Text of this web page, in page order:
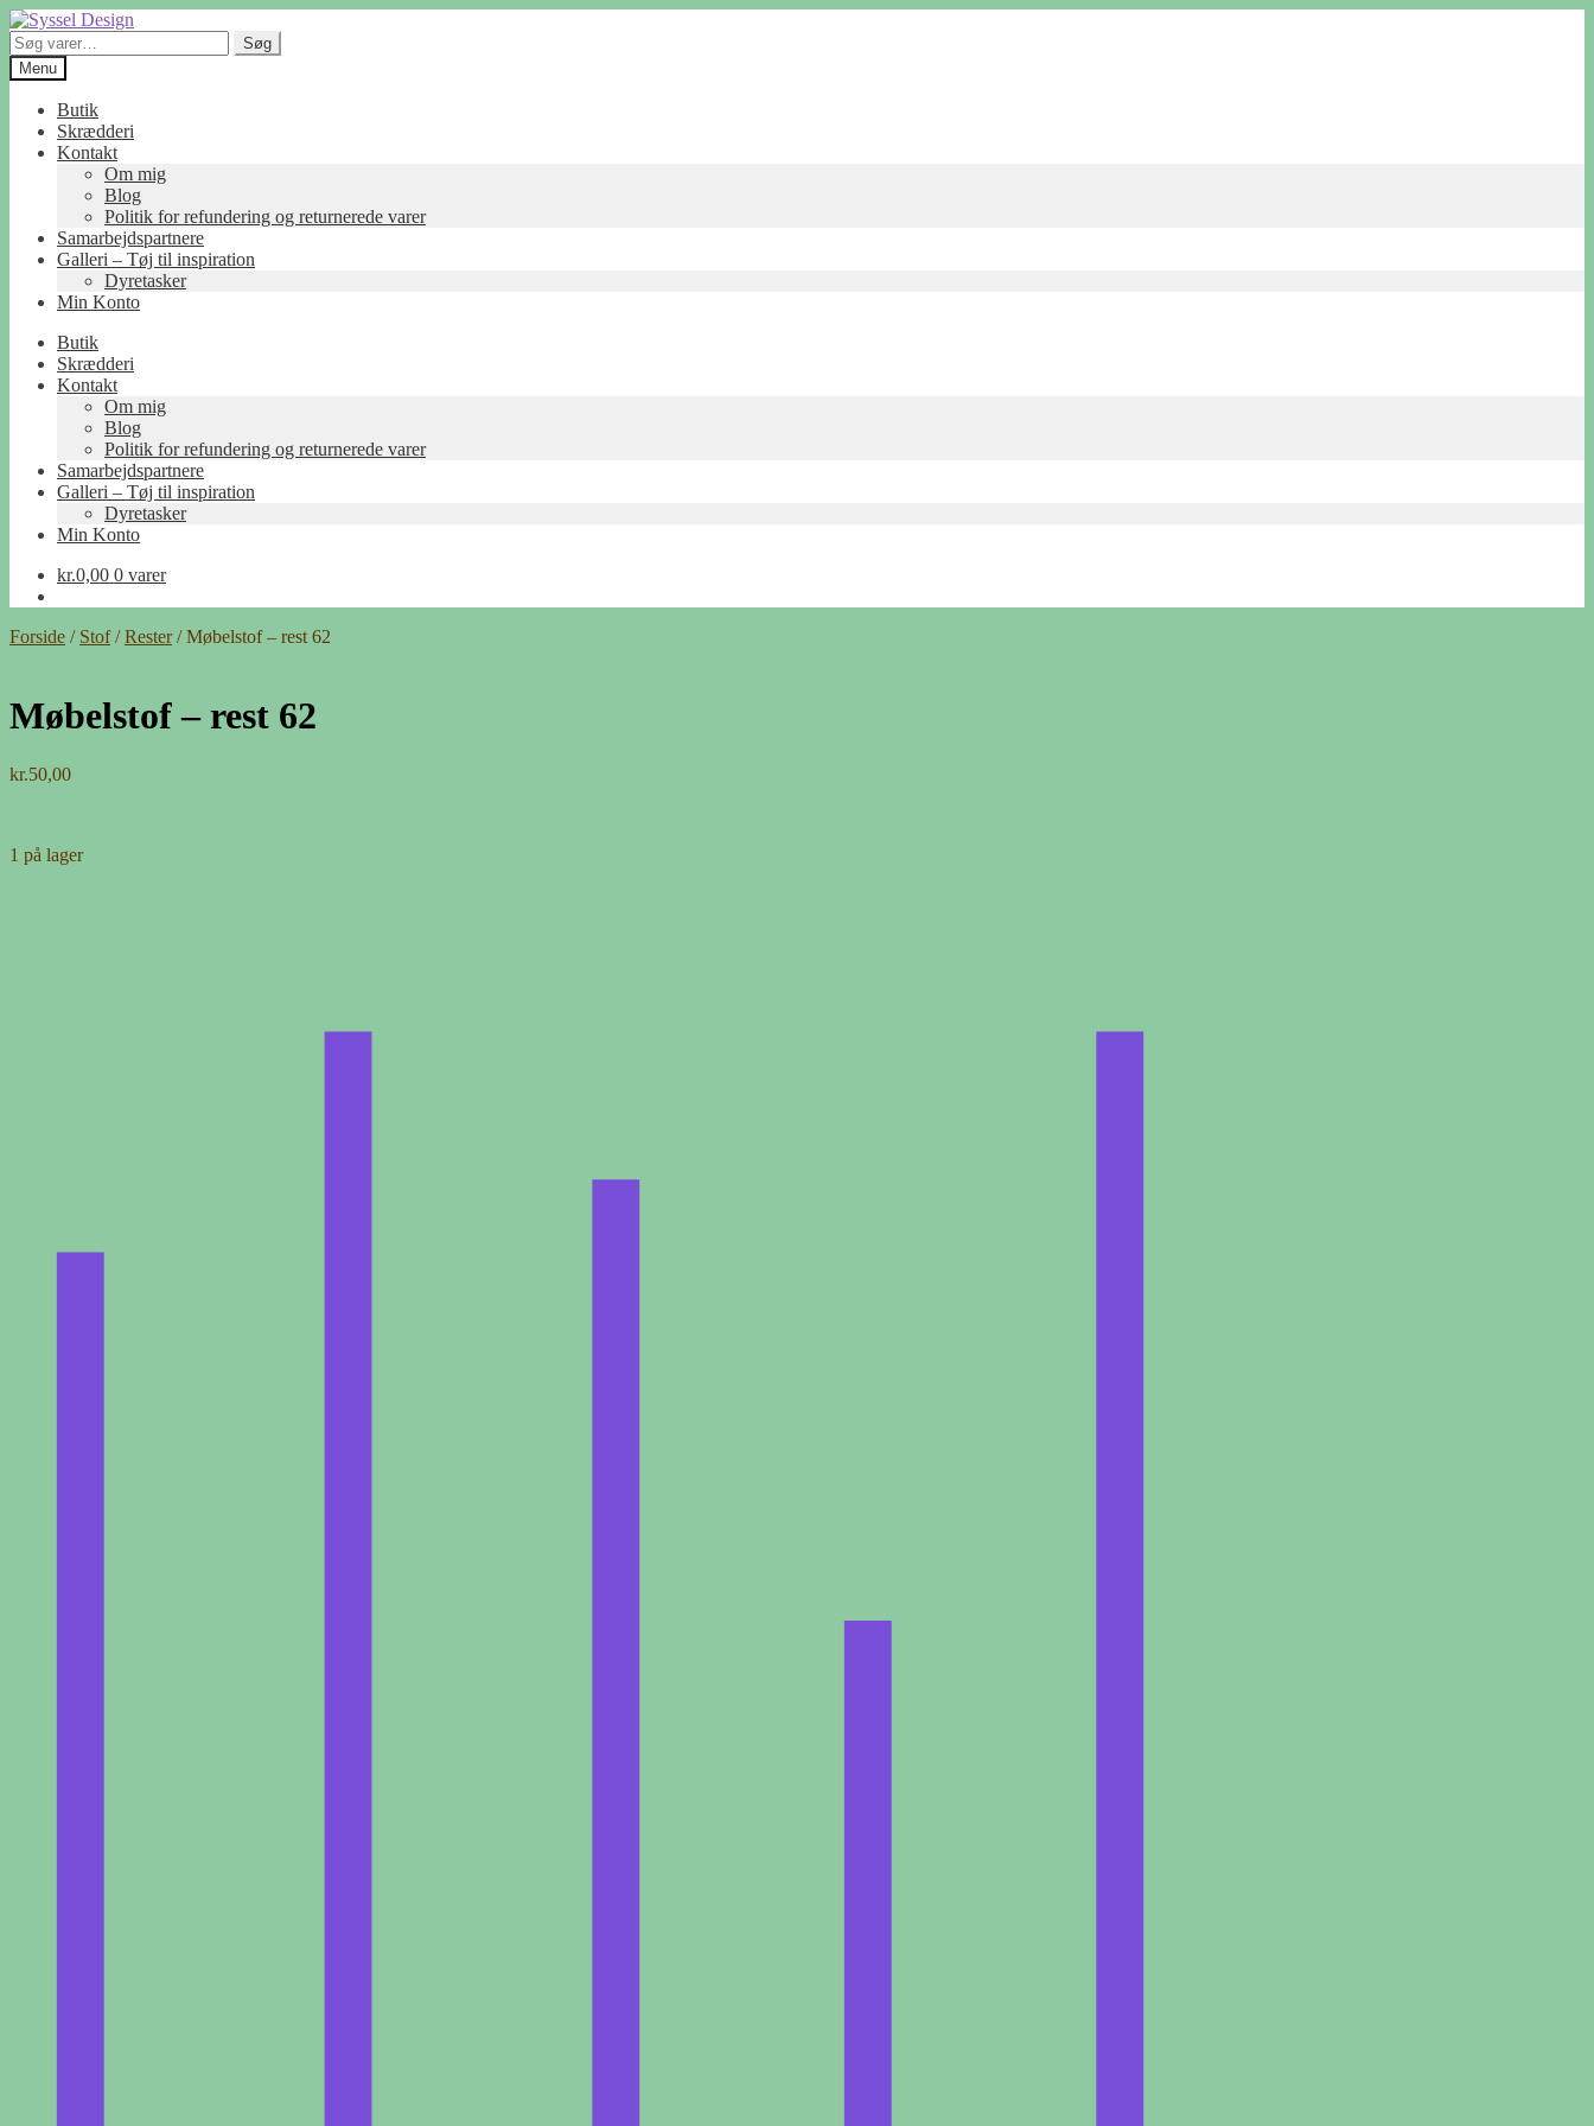
Spring
til
navigation
Spring
til
indhold
Søg
efter:
Søg
Menu
Butik
Skrædderi
Kontakt
Om mig
Blog
Politik for refundering og returnerede varer
Samarbejdspartnere
Galleri – Tøj til inspiration
Dyretasker
Min Konto
Butik
Skrædderi
Kontakt
Om mig
Blog
Politik for refundering og returnerede varer
Samarbejdspartnere
Galleri – Tøj til inspiration
Dyretasker
Min Konto
kr.0,00 0 varer
Forside / Stof/Rester/Møbelstof – rest 62
Møbelstof – rest 62
kr.50,00
1 på lager